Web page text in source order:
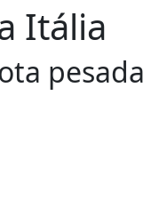
Itália
pesada